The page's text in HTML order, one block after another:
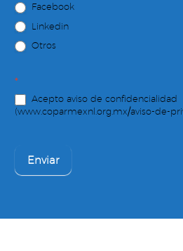
Facebook
Linkedin
Otros
*
Acepto aviso de confidencialidad
(www.coparmexnl.org.mx/aviso-de-
Enviar